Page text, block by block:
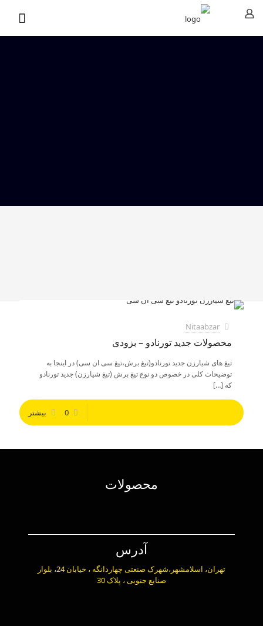
Nitaabzar
محصولات جدید تورنادو – بزودی
تیغ های شیارزن جدید تورنادو(تیغ برش،تیغ سی ان سی) در اینجا به
توضیحات کلی در خصوص دو نوع تیغ برش (تیغ شیارزن) جدید تورنادو
که […]
0 بیشتر
محصولات
آدرس
تهران، اسلامشهر،شهرک صنعتی چهاردانگه ، خیابان 24، بلوار
صنایع جنوبی ، پلاک 30